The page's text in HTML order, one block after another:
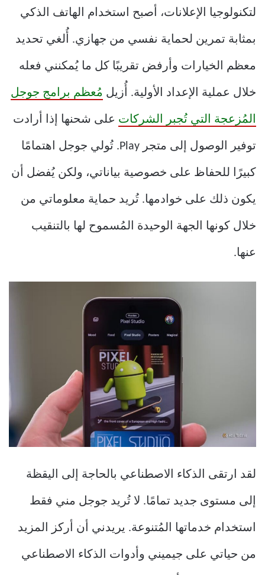
لتكنولوجيا الإعلانات، أصبح استخدام الهاتف الذكي
بمثابة تمرين لحماية نفسي من جهازي. أُلغي تحديد
معظم الخيارات وأرفض تقريبًا كل ما يُمكنني فعله
خلال عملية الإعداد الأولية. أُزيل مُعظم برامج جوجل
المُزعجة التي تُجبر الشركات على شحنها إذا أرادت
توفير الوصول إلى متجر Play. تُولي جوجل اهتمامًا
كبيرًا للحفاظ على خصوصية بياناتي، ولكن يُفضل أن
يكون ذلك على خوادمها. تُريد حماية معلوماتي من
خلال كونها الجهة الوحيدة المُسموح لها بالتنقيب
عنها.
لقد ارتقى الذكاء الاصطناعي بالحاجة إلى اليقظة
إلى مستوى جديد تمامًا. لا تُريد جوجل مني فقط
استخدام خدماتها المُتنوعة. يريدني أن أركز المزيد
من حياتي على جيميني وأدوات الذكاء الاصطناعي